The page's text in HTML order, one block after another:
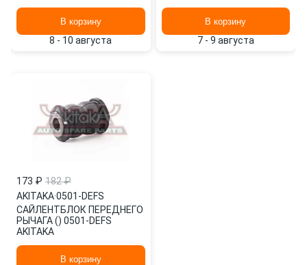
В корзину
8 - 10 августа
В корзину
7 - 9 августа
173 ₽ 182 ₽
AKITAKA·0501-DEFS
САЙЛЕНТБЛОК ПЕРЕДНЕГО
РЫЧАГА () 0501-DEFS
AKITAKA
В корзину